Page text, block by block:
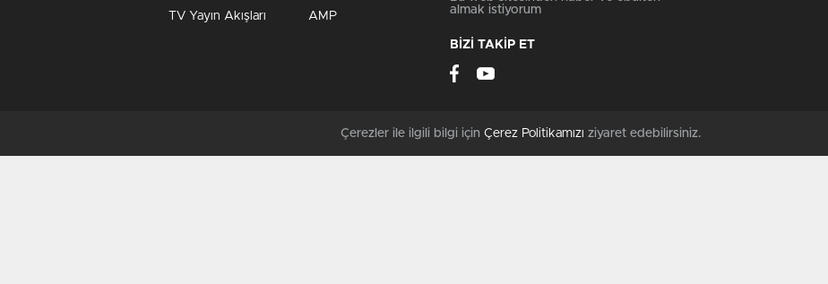
TV Yayın Akışları AMP
almak istiyorum
BİZİ TAKİP ET
Çerezler ile ilgili bilgi için Çerez Politikamızı ziyaret edebilirsiniz.